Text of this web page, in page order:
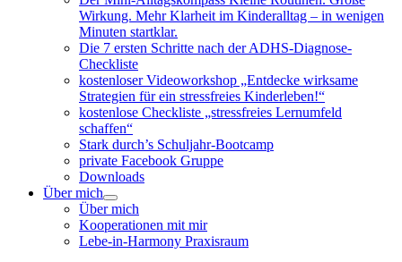
Wirkung. Mehr Klarheit im Kinderalltag – in wenigen
Minuten startklar.
Die 7 ersten Schritte nach der ADHS-Diagnose-
Checkliste
kostenloser Videoworkshop „Entdecke wirksame
Strategien für ein stressfreies Kinderleben!“
kostenlose Checkliste „stressfreies Lernumfeld
schaffen“
Stark durch’s Schuljahr-Bootcamp
private Facebook Gruppe
Downloads
Über mich
Über mich
Kooperationen mit mir
Lebe-in-Harmony Praxisraum